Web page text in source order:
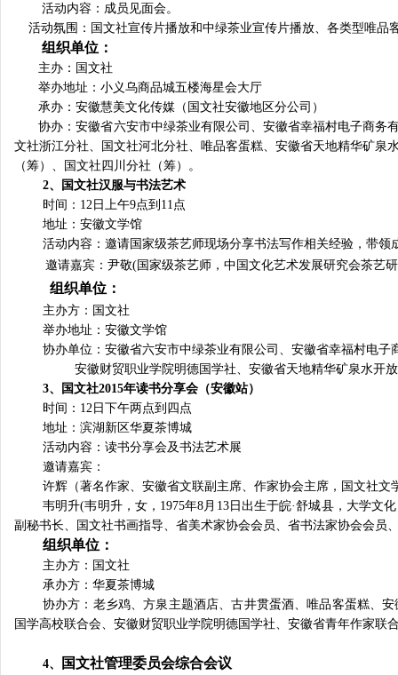
活动内容：成员见面会。
活动氛围：国文社宣传片播放和中绿茶业宣传片播放、各类型唯品
组织单位：
主办：国文社
举办地址：小义乌商品城五楼海星会大厅
承办：安徽慧美文化传媒（国文社安徽地区分公司）
协办：安徽省六安市中绿茶业有限公司、安徽省幸福村电子商务
文社浙江分社、国文社河北分社、唯品客蛋糕、安徽省天地精华矿
（筹）、国文社四川分社（筹）。
2、国文社汉服与书法艺术
时间： 12 日上午9点到 11点
地址：安徽文学馆
活动内容：邀请国家级茶艺师现场分享书法写作相关经验，带领
邀请嘉宾： 尹敬(国家级茶艺师，中国文化艺术发展研究会茶艺
组织单位：
主办方：国文社
举办地址：安徽文学馆
协办单位：安徽省六安市中绿茶业有限公司、安徽省幸福村电子
安徽财贸职业学院明德国学社、安徽省天地精华矿泉水开
3、国文社2015年读书分享会（安徽站）
时间： 12 日下午两点到四点
地址：滨湖新区华夏茶博城
活动内容：读书分享会及书法艺术展
邀请嘉宾：
许辉（著名作家、安徽省文联副主席、作家协会主席，国文社文
韦明升(韦明升，女， 1975年8月 13日出生于皖·舒城县，大学文
副秘书长、国文社书画指导、省美术家协会会员、省书法家协会会员
组织单位：
主办方：国文社
承办方：华夏茶博城
协办方：老乡鸡、方泉主题酒店、古井贯蛋酒、唯品客蛋糕、
国学高校联合会、安徽财贸职业学院明德国学社、安徽省青年作家联
4、 国文社管理委员会综合会议